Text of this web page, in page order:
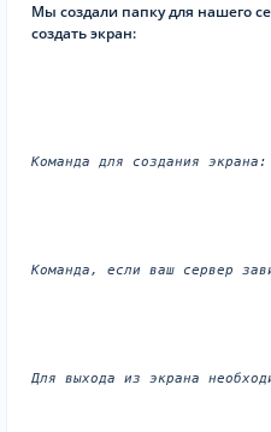
Мы создали папку для нашего
создать экран:
Команда для создания экрана:
Команда, если ваш сервер
Для выхода из экрана